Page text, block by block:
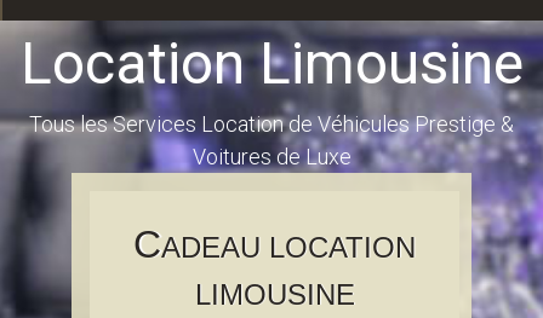
Location Limousine
Tous les Services Location de Véhicules Prestige &
Voitures de Luxe
CADEAU LOCATION
LIMOUSINE